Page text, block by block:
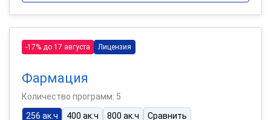
-17% до 17 августа Лицензия
Фармация
Количество программ: 5
256 ак.ч
400 ак.ч 800 ак.ч Сравнить